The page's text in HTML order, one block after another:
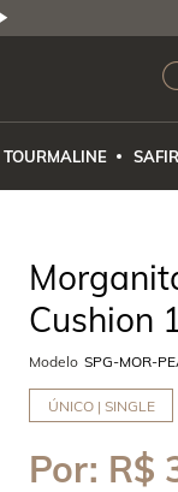
TOURMALINE
Cushion
Modelo SPG-MOR-
ÚNICO | SINGLE
Por: R$